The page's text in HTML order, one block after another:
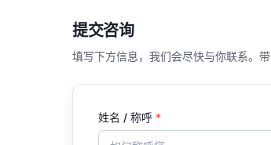
提交咨询
填写下方信息，我们会尽快与你联系。带
姓名 / 称呼 *